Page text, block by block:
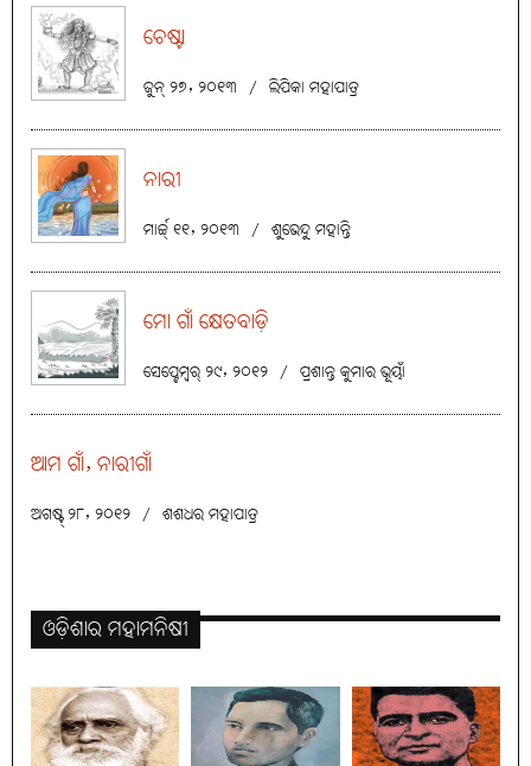
ଚେଷ୍ଟା
ଜୁନ୍ ୨୭, ୨୦୧୩ / ଲିପିକା ମହାପାତ୍ର
ନାରୀ
ମାର୍ଚ୍ଚ୍ ୧୧, ୨୦୧୩ / ଶୁଭେନ୍ଦୁ ମହାନ୍ତି
ମୋ ଗାଁ କ୍ଷେତବାଡ଼ି
ସେପ୍ଟେମ୍ବର୍ ୨୯, ୨୦୧୨ / ପ୍ରଶାନ୍ତ କୁମାର ଭୂୟାଁ
ଆମ ଗାଁ, ନାରୀଗାଁ
ଅଗଷ୍ଟ୍ ୨୮, ୨୦୧୨ / ଶଶଧର ମହାପାତ୍ର
ଓଡ଼ିଶାର ମହାମନିଷୀ